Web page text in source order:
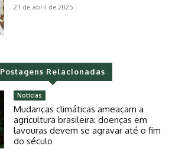
21 de abril de 2025
Postagens Relacionadas
Notícias
Mudanças climáticas ameaçam a
agricultura brasileira: doenças em
lavouras devem se agravar até o fim
do século